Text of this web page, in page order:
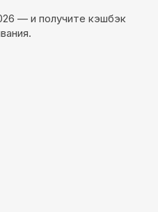
— и получите кэшбэк